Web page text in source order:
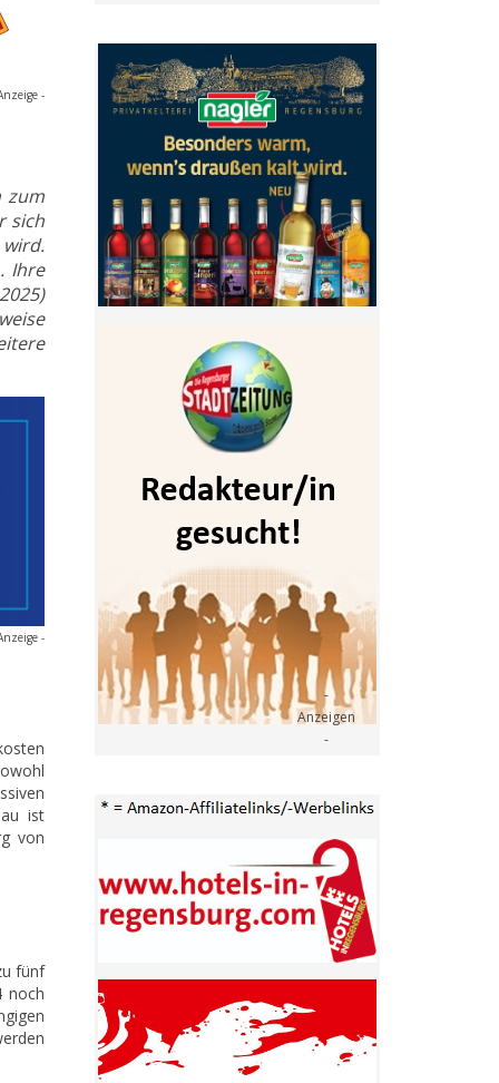
-
zum
sich
Ihre
-
ist
von
fünf
noch